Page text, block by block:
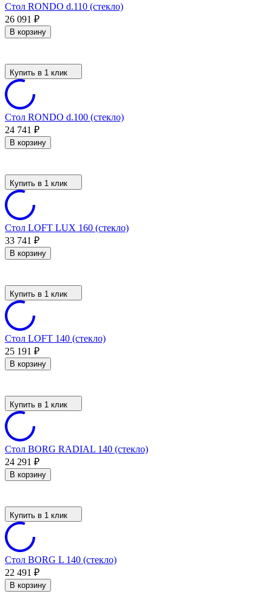
Стол RONDO d.110 (стекло)
26 091 ₽
В корзину
Купить в 1 клик
Стол RONDO d.100 (стекло)
24 741 ₽
В корзину
Купить в 1 клик
Стол LOFT LUX 160 (стекло)
33 741 ₽
В корзину
Купить в 1 клик
Стол LOFT 140 (стекло)
25 191 ₽
В корзину
Купить в 1 клик
Стол BORG RADIAL 140 (стекло)
24 291 ₽
В корзину
Купить в 1 клик
Стол BORG L 140 (стекло)
22 491 ₽
В корзину